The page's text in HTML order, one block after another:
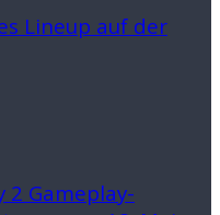
Lineup auf der
Gameplay-